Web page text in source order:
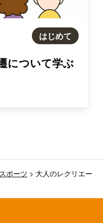
はじめて
について学ぶ
ポーツ > 大人のレクリエー